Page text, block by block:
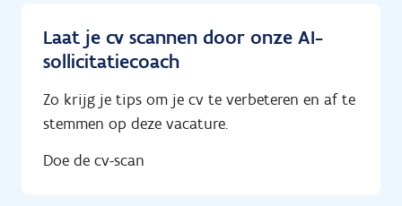
Laat je cv scannen door onze AI-
sollicitatiecoach
Zo krijg je tips om je cv te verbeteren en af te
stemmen op deze vacature.
Doe de cv-scan